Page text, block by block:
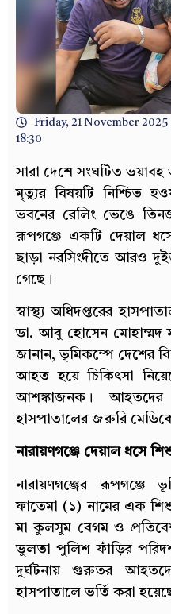
Friday, 21 November 2025
18:30
সারা দেশে সংঘটিত
মৃত্যুর বিষয়টি নিশ্চিত
ভবনের রেলিং ভেঙে
রূপগঞ্জে একটি দেয়াল
ছাড়া নরসিংদীতে আরও
গেছে।
স্বাস্থ্য অধিদপ্তরের
ডা. আবু হোসেন মোহাম্মদ
জানান, ভূমিকম্পে দেশের
আহত হয়ে চিকিৎসা
আশঙ্কাজনক।
হাসপাতালের জরুরি
নারায়ণগঞ্জে দেয়াল ধসে
নারায়ণগঞ্জের রূপগঞ্জে
ফাতেমা (১) নামের এক
মা কুলসুম বেগম ও
ভুলতা পুলিশ ফাঁড়ির
দুর্ঘটনায় গুরুতর
হাসপাতালে ভর্তি করা